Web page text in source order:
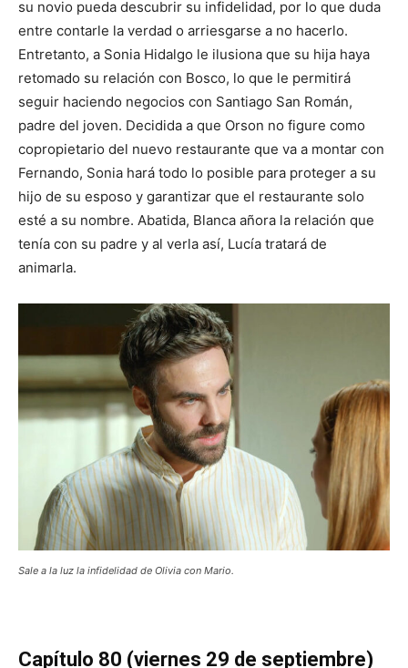
su novio pueda descubrir su infidelidad, por lo que duda
entre contarle la verdad o arriesgarse a no hacerlo.
Entretanto, a Sonia Hidalgo le ilusiona que su hija haya
retomado su relación con Bosco, lo que le permitirá
seguir haciendo negocios con Santiago San Román,
padre del joven. Decidida a que Orson no figure como
copropietario del nuevo restaurante que va a montar con
Fernando, Sonia hará todo lo posible para proteger a su
hijo de su esposo y garantizar que el restaurante solo
esté a su nombre. Abatida, Blanca añora la relación que
tenía con su padre y al verla así, Lucía tratará de
animarla.
Sale a la luz la infidelidad de Olivia con Mario.
Capítulo 80 (viernes 29 de septiembre)